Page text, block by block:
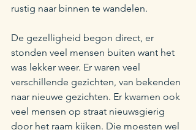
rustig naar binnen te wandelen.
De gezelligheid begon direct, er
stonden veel mensen buiten want het
was lekker weer. Er waren veel
verschillende gezichten, van bekenden
naar nieuwe gezichten. Er kwamen ook
veel mensen op straat nieuwsgierig
door het raam kijken. Die moesten wel